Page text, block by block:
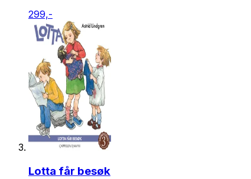
299,-
Lotta får besøk